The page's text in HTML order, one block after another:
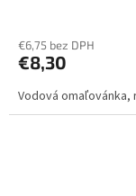
€6,75 bez DPH
€8,30
Vodová omaľovánka,